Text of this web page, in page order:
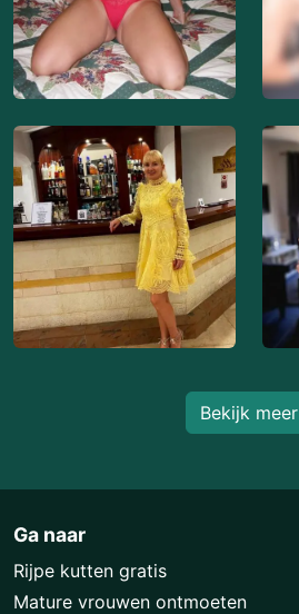
Bekijk meer
Ga naar
Rijpe kutten gratis
Mature vrouwen ontmoeten